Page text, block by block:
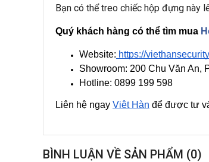
Bạn có thể treo chiếc hộp đựng này
Quý khách hàng có thể tìm mua
Website: https://
Showroom: 200 Chu Văn An,
Hotline: 0899 199 598
Liên hệ ngay Việt Hàn để được tư
BÌNH LUẬN VỀ SẢN PHẨM (0)